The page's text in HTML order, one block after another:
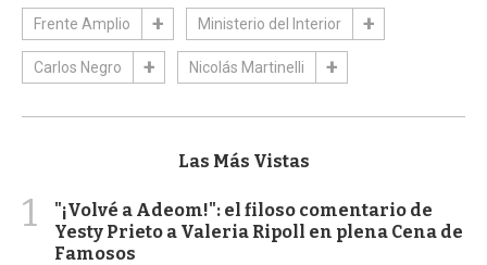
Frente Amplio Ministerio del Interior
Carlos Negro Nicolás Martinelli
Las Más Vistas
1
"¡Volvé a Adeom!": el filoso comentario de
Yesty Prieto a Valeria Ripoll en plena Cena de
Famosos